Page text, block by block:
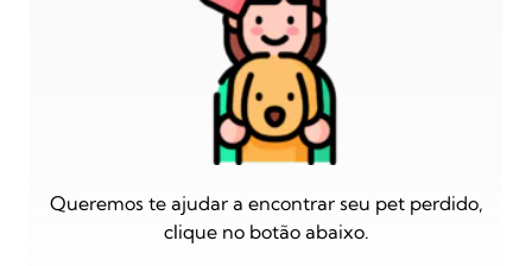
Queremos te ajudar a encontrar seu pet perdido,
clique no botão abaixo.